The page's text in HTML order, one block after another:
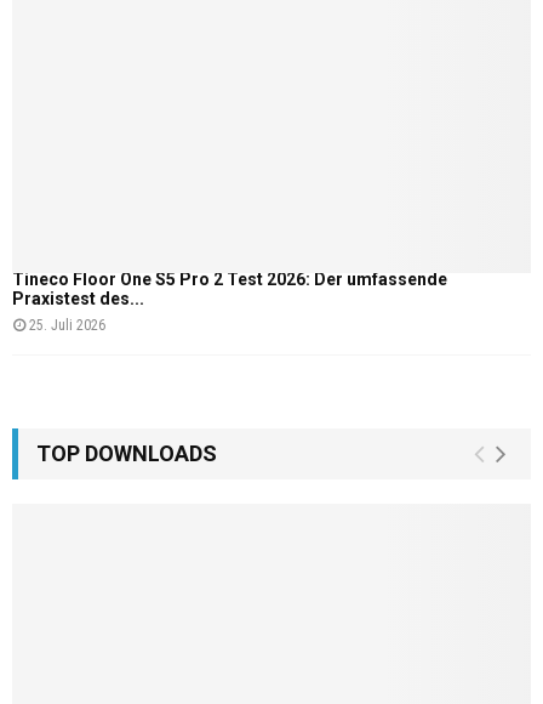
Tineco Floor One S5 Pro 2 Test 2026: Der umfassende
Praxistest des...
25. Juli 2026
TOP DOWNLOADS